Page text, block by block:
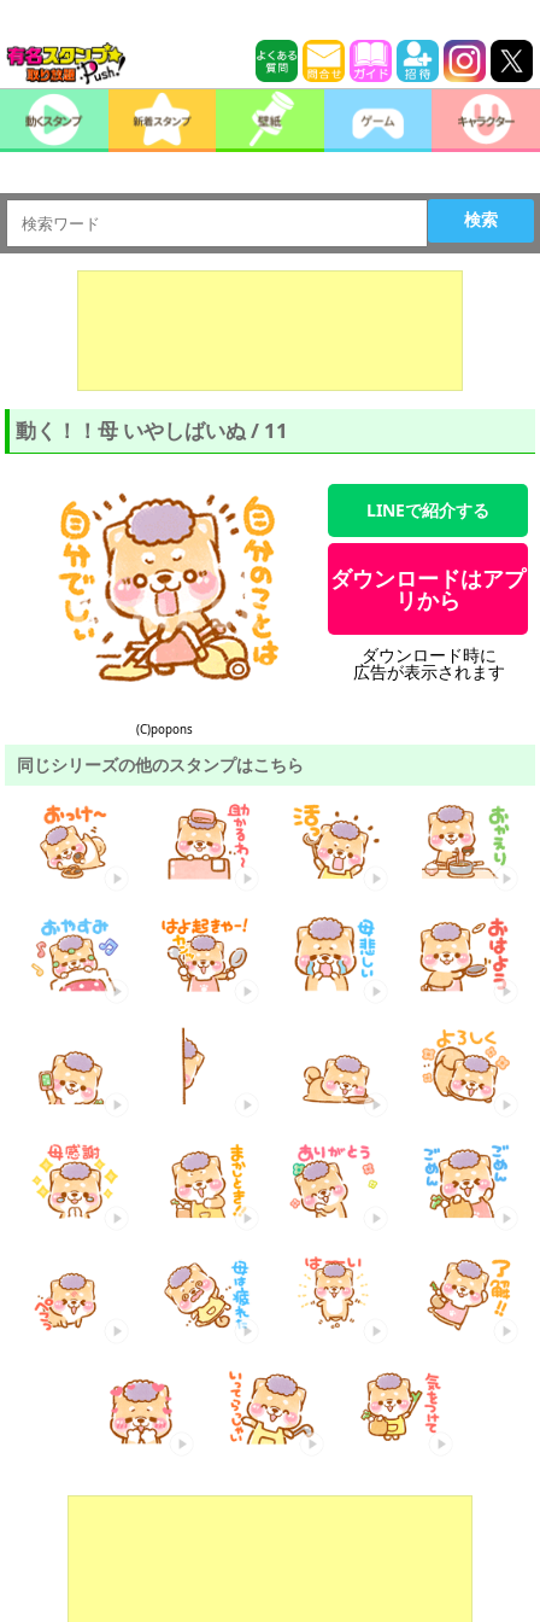
検索
動く！！母 いやしばいぬ / 11
(C)popons
LINEで紹介する
ダウンロードはアプ
リから
ダウンロード時に
広告が表示されます
同じシリーズの他のスタンプはこちら